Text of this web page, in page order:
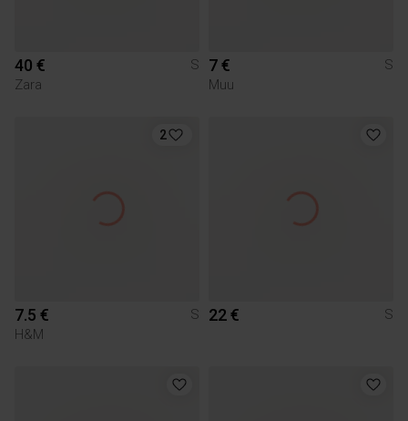
40 €
S
Zara
7 €
S
Muu
2
7.5 €
S
H&M
22 € S